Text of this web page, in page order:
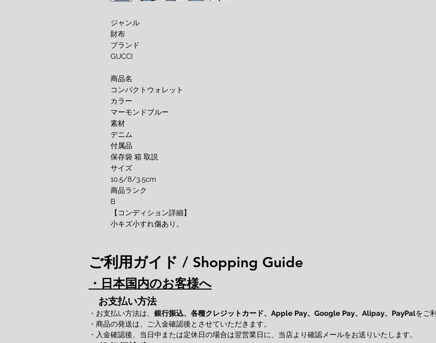
ジャンル
財布
ブランド
GUCCI
商品名
コンパクトウォレット
カラー
マーモンドブルー
素材
デニム
付属品
保存袋 箱 取説
サイズ
10.5/8/3.5cm
商品ランク
B
【コンディション詳細】
小キズ小すれ傷あり。
ご利用ガイド / Shopping Guide
・日本国内のお客様へ
お支払い方法
・お支払い方法は、 銀行振込、各種クレジットカード、 Apple Pay、Google Pay、Alipay、PayPalをご
・商品の発送は、ご入金確認後とさせていただきます。
・入金確認後、当日中または定休日の場合は翌営業日に、当店より確認メールをお送りいたします。